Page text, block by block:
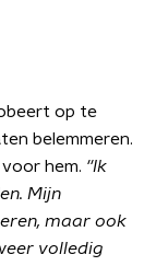
op te
belemmeren.
hem. ''Ik
Mijn
maar ook
volledig